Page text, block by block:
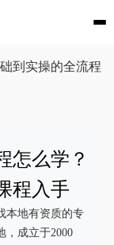
到实操的全流程
怎么学？
程入手
本地有资质的专
，成立于2000